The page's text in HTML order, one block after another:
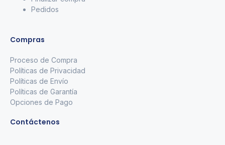
Pedidos
Compras
Proceso de Compra
Políticas de Privacidad
Políticas de Envío
Políticas de Garantía
Opciones de Pago
Contáctenos